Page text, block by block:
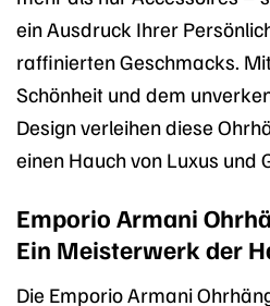
ein Ausdruck Ihrer
raffinierten Geschmacks.
Schönheit und dem
Design verleihen diese
einen Hauch von Luxus und
Emporio Armani
Ein Meisterwerk der
Die Emporio Armani